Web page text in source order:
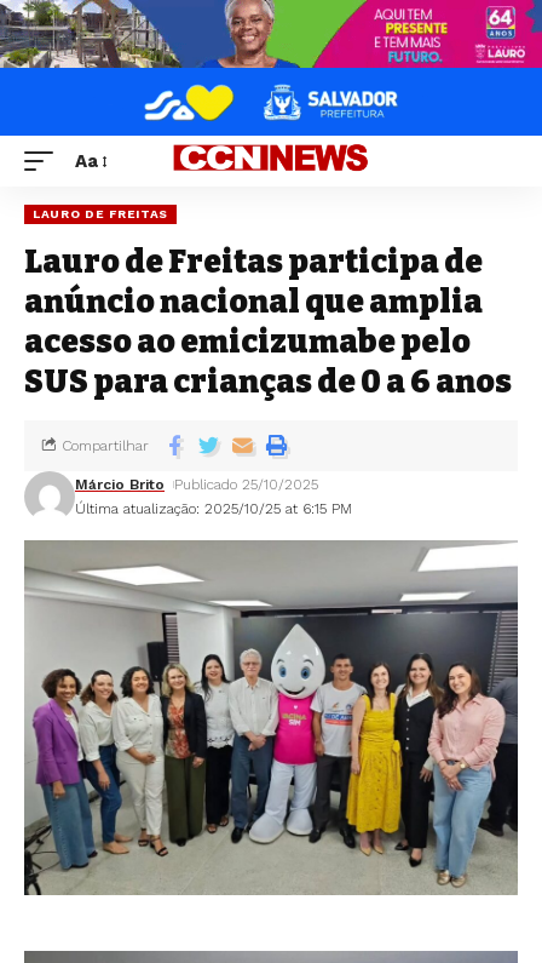
Aa
LAURO DE FREITAS
Lauro de Freitas participa de
anúncio nacional que amplia
acesso ao emicizumabe pelo
SUS para crianças de 0 a 6 anos
Última atualização: 2025/10/25 at 6:15 PM
Márcio Brito Publicado 25/10/2025
Compartilhar